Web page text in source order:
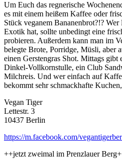
Um Euch das regnerische
es mit einem heißem Kaffee oder
Stück veganem Bananenbrot?!?
Exotik hat, sollte unbedingt eine
probieren. Außerdem kann man im
belegte Brote, Porridge, Müsli, aber
einen Gerstengras Shot. Mittags gibt
Dinkel-Vollkornstulle, ein Club
Milchreis. Und wer einfach auf
bekommt sehr schmackhafte
Vegan Tiger
Lettestr. 3
10437 Berlin
https://m.facebook.com/
++jetzt zweimal im Prenzlauer